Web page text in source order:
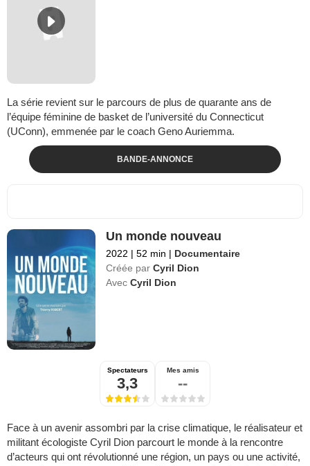
La série revient sur le parcours de plus de quarante ans de
l’équipe féminine de basket de l’université du Connecticut
(UConn), emmenée par le coach Geno Auriemma.
BANDE-ANNONCE
Un monde nouveau
2022 | 52 min | Documentaire
Créée par Cyril Dion
Avec Cyril Dion
Spectateurs
3,3
Mes amis
--
Face à un avenir assombri par la crise climatique, le réalisateur et
militant écologiste Cyril Dion parcourt le monde à la rencontre
d’acteurs qui ont révolutionné une région, un pays ou une activité,